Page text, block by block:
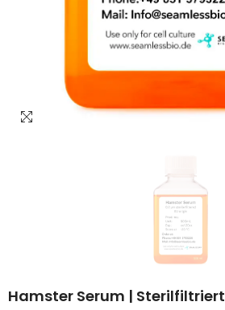
Hamster Serum | Sterilfiltriert